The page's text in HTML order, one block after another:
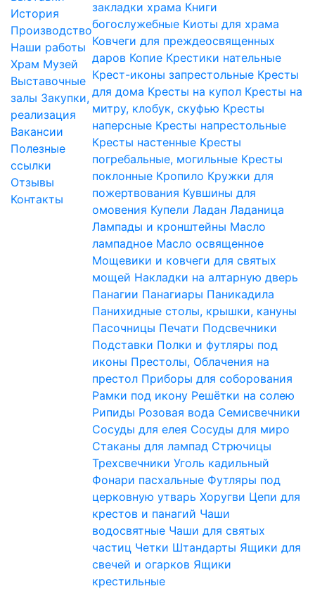
История
Производство
Наши работы
Храм Музей
Выставочные
залы Закупки,
реализация
Вакансии
Полезные
ссылки
Отзывы
Контакты
закладки храма Книги
богослужебные Киоты для храма
Ковчеги для преждеосвященных
даров Копие Крестики нательные
Крест-иконы запрестольные Кресты
для дома Кресты на купол Кресты на
митру, клобук, скуфью Кресты
наперсные Кресты напрестольные
Кресты настенные Кресты
погребальные, могильные Кресты
поклонные Кропило Кружки для
пожертвования Кувшины для
омовения Купели Ладан Ладаница
Лампады и кронштейны Масло
лампадное Масло освященное
Мощевики и ковчеги для святых
мощей Накладки на алтарную дверь
Панагии Панагиары Паникадила
Панихидные столы, крышки, кануны
Пасочницы Печати Подсвечники
Подставки Полки и футляры под
иконы Престолы, Облачения на
престол Приборы для соборования
Рамки под икону Решётки на солею
Рипиды Розовая вода Семисвечники
Сосуды для елея Сосуды для миро
Стаканы для лампад Стрючицы
Трехсвечники Уголь кадильный
Фонари пасхальные Футляры под
церковную утварь Хоругви Цепи для
крестов и панагий Чаши
водосвятные Чаши для святых
частиц Четки Штандарты Ящики для
свечей и огарков Ящики
крестильные